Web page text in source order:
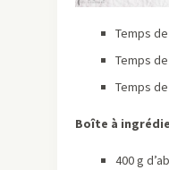
Temps
Temps
Temps
Boîte à
400 g